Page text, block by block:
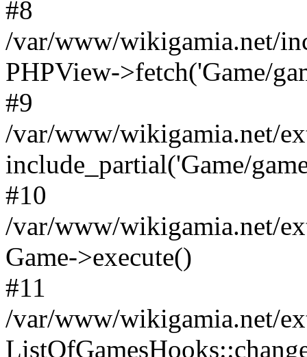
#8
/var/www/wikigamia.net/
PHPView->fetch('Game/
#9
/var/www/wikigamia.net/
include_partial('Game/
#10
/var/www/wikigamia.net/
Game->execute()
#11
/var/www/wikigamia.net/